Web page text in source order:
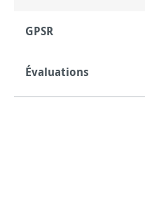
GPSR
Évaluations